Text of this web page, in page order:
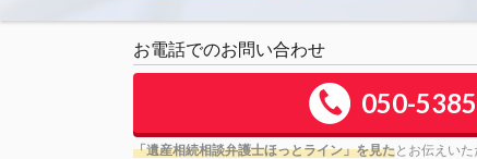
お電話でのお問い合わせ
050-
「遺産相続相談弁護士ほっとライン」を見たとお伝えい